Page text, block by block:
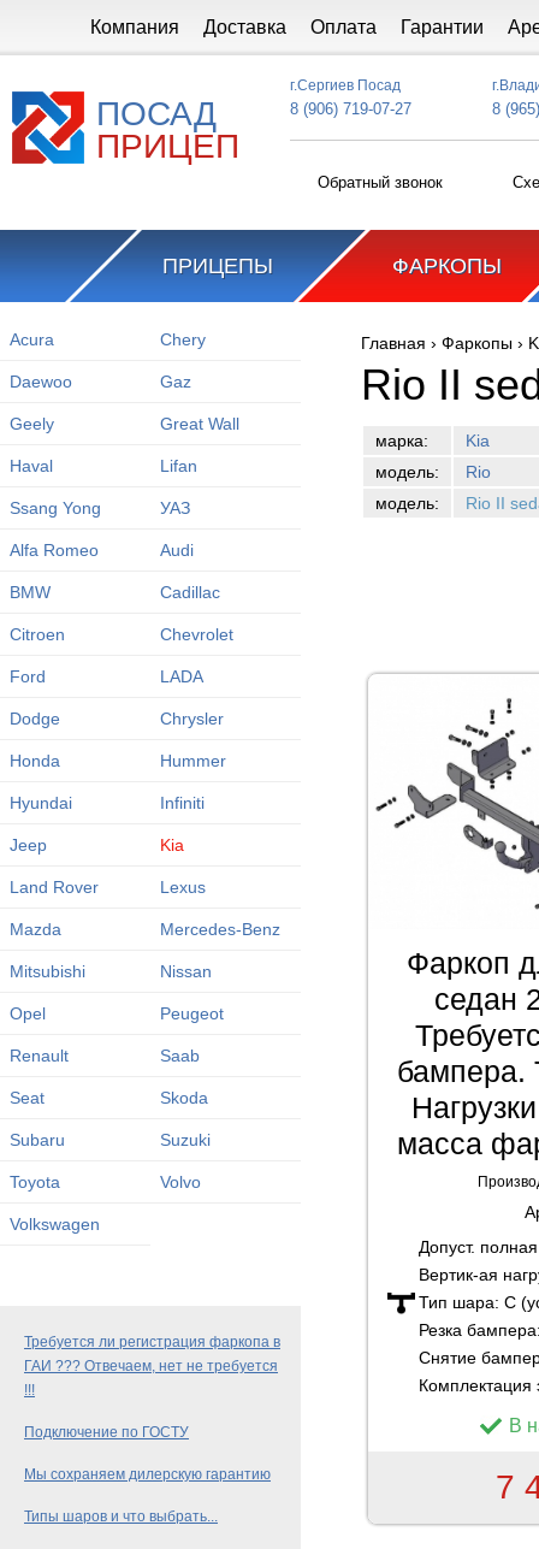
Компания Доставка Оплата Гарантии
ПОСАД
ПРИЦЕП
г.Сергиев Посад
8 (906) 719-07-27 8
Обратный звонок
ПРИЦЕПЫ ФАРКОПЫ
Acura Chery
Daewoo Gaz
Geely Great Wall
Haval Lifan
Ssang Yong УАЗ
Alfa Romeo Audi
BMW Cadillac
Citroen Chevrolet
Ford LADA
Dodge Chrysler
Honda Hummer
Hyundai Infiniti
Jeep Kia
Land Rover Lexus
Mazda Mercedes-Benz
Mitsubishi Nissan
Opel Peugeot
Renault Saab
Seat Skoda
Subaru Suzuki
Toyota Volvo
Volkswagen
Требуется ли регистрация фаркопа в
ГАИ ??? Отвечаем, нет не требуется
!!!
Подключение по ГОСТУ
Мы сохраняем дилерскую гарантию
Типы шаров и что выбрать...
Вы здесь
Главная › Фаркопы ›
Rio II
марка:
Kia
модель:
Rio
модель:
Rio II
Фаркоп
седан
бампера.
масса
Допуст.
Вертик-ая
Тип шара: C
Резка
Снятие
Комплектация
В
7